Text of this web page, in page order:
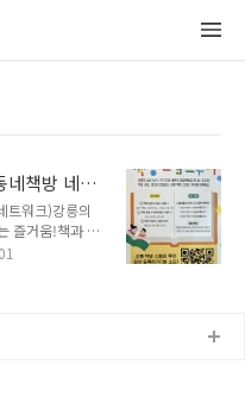
네책방 네트
트워크)강릉의
즐거움!책과 사
께해요.참여 방
→ 3,000원 할